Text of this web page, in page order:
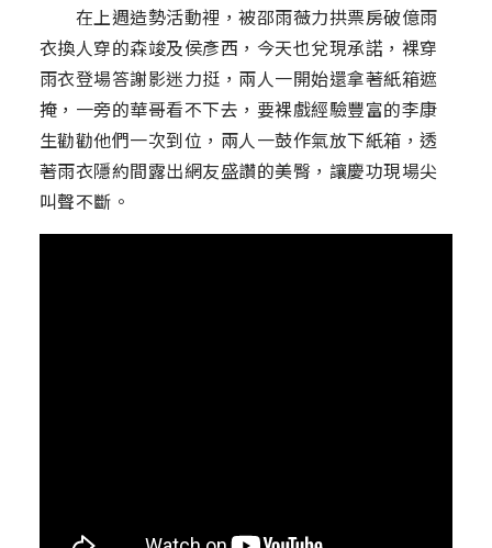
在上週造勢活動裡，被邵雨薇力拱票房破億雨
衣換人穿的森竣及侯彥西，今天也兌現承諾，裸穿
雨衣登場答謝影迷力挺，兩人一開始還拿著紙箱遮
掩，一旁的華哥看不下去，要裸戲經驗豐富的李康
生勸勸他們一次到位，兩人一鼓作氣放下紙箱，透
著雨衣隱約間露出網友盛讚的美臀，讓慶功現場尖
叫聲不斷。